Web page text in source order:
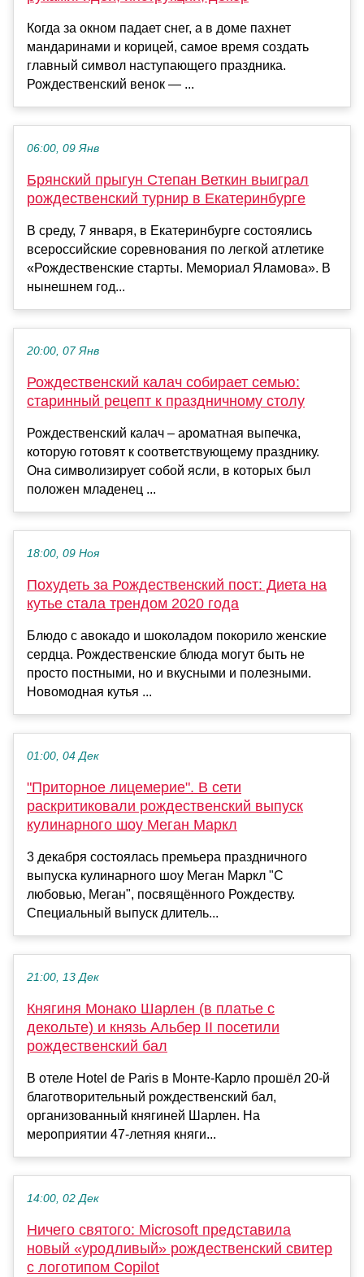
Когда за окном падает снег, а в доме пахнет
мандаринами и корицей, самое время создать
главный символ наступающего праздника.
Рождественский венок — ...
06:00, 09 Янв
Брянский прыгун Степан Веткин выиграл
рождественский турнир в Екатеринбурге
В среду, 7 января, в Екатеринбурге состоялись
всероссийские соревнования по легкой атлетике
«Рождественские старты. Мемориал Яламова». В
нынешнем год...
20:00, 07 Янв
Рождественский калач собирает семью:
старинный рецепт к праздничному столу
Рождественский калач – ароматная выпечка,
которую готовят к соответствующему празднику.
Она символизирует собой ясли, в которых был
положен младенец ...
18:00, 09 Ноя
Похудеть за Рождественский пост: Диета на
кутье стала трендом 2020 года
Блюдо с авокадо и шоколадом покорило женские
сердца. Рождественские блюда могут быть не
просто постными, но и вкусными и полезными.
Новомодная кутья ...
01:00, 04 Дек
"Приторное лицемерие". В сети
раскритиковали рождественский выпуск
кулинарного шоу Меган Маркл
3 декабря состоялась премьера праздничного
выпуска кулинарного шоу Меган Маркл "С
любовью, Меган", посвящённого Рождеству.
Специальный выпуск длитель...
21:00, 13 Дек
Княгиня Монако Шарлен (в платье с
декольте) и князь Альбер II посетили
рождественский бал
В отеле Hotel de Paris в Монте-Карло прошёл 20-й
благотворительный рождественский бал,
организованный княгиней Шарлен. На
мероприятии 47-летняя княги...
14:00, 02 Дек
Ничего святого: Microsoft представила
новый «уродливый» рождественский свитер
с логотипом Copilot